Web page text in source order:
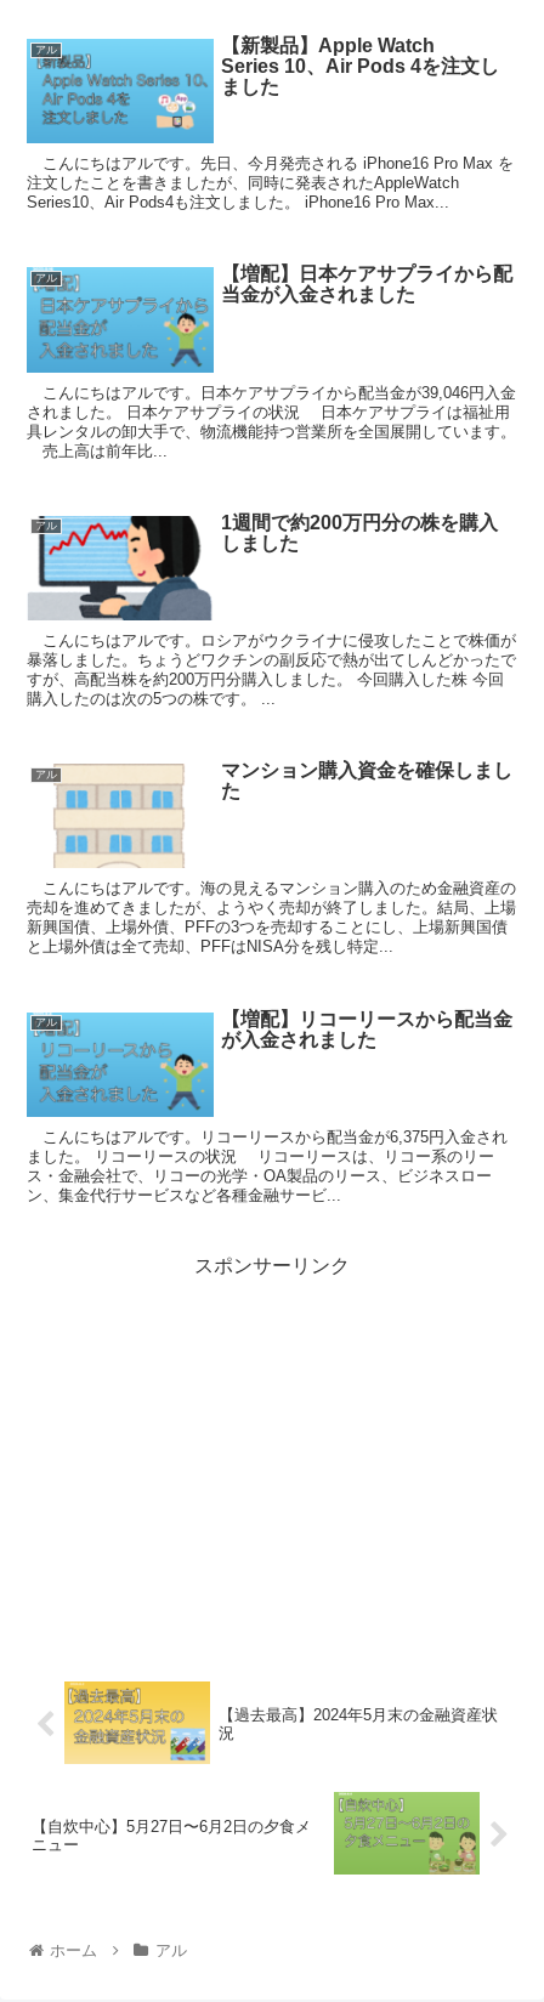
アル
【新製品】Apple Watch
Series 10、Air Pods 4を注文し
ました
こんにちはアルです。先日、今月発売される iPhone16 Pro Max を
注文したことを書きましたが、同時に発表されたAppleWatch
Series10、Air Pods4も注文しました。 iPhone16 Pro Max...
アル
【増配】日本ケアサプライから配
当金が入金されました
こんにちはアルです。日本ケアサプライから配当金が39,046円入金
されました。 日本ケアサプライの状況 日本ケアサプライは福祉用
具レンタルの卸大手で、物流機能持つ営業所を全国展開しています。
売上高は前年比...
アル
1週間で約200万円分の株を購入
しました
こんにちはアルです。ロシアがウクライナに侵攻したことで株価が
暴落しました。ちょうどワクチンの副反応で熱が出てしんどかったで
すが、高配当株を約200万円分購入しました。 今回購入した株 今回
購入したのは次の5つの株です。 ...
アル
マンション購入資金を確保しまし
た
こんにちはアルです。海の見えるマンション購入のため金融資産の
売却を進めてきましたが、ようやく売却が終了しました。結局、上場
新興国債、上場外債、PFFの3つを売却することにし、上場新興国債
と上場外債は全て売却、PFFはNISA分を残し特定...
アル
【増配】リコーリースから配当金
が入金されました
こんにちはアルです。リコーリースから配当金が6,375円入金され
ました。 リコーリースの状況 リコーリースは、リコー系のリー
ス・金融会社で、リコーの光学・OA製品のリース、ビジネスロー
ン、集金代行サービスなど各種金融サービ...
スポンサーリンク
【過去最高】2024年5月末の金融資産状
況
【自炊中心】5月27日〜6月2日の夕食メ
ニュー
ホーム アル